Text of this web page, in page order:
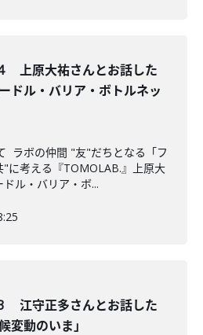
上原大祐さんとお話した
ードル・バリア・ボトルネッ
ラボの仲間 "友"だちとなる「フ
に考える『TOMOLAB.』上原大
ル・バリア・ボ...
江守正多さんとお話した
変動のいま」